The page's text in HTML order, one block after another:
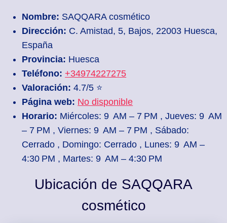
Nombre: SAQQARA cosmético
Dirección: C. Amistad, 5, Bajos, 22003 Huesca,
España
Provincia: Huesca
Teléfono: +34974227275
Valoración: 4.7/5 ⭐
Página web: No disponible
Horario: Miércoles: 9 AM – 7 PM , Jueves: 9 AM
– 7 PM , Viernes: 9 AM – 7 PM , Sábado:
Cerrado , Domingo: Cerrado , Lunes: 9 AM –
4:30 PM , Martes: 9 AM – 4:30 PM
Ubicación de SAQQARA
cosmético